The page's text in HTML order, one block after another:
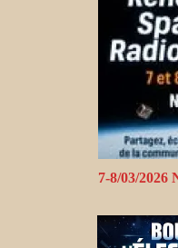
7-8/03/2026